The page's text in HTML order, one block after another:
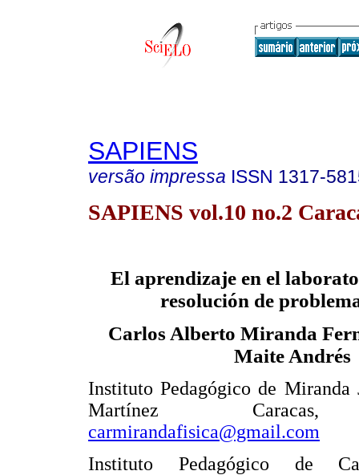
SAPIENS
versão impressa ISSN 1317-
SAPIENS vol.10 no.2
El aprendizaje en el
resolución de
Carlos Alberto Miranda
Maite Andrés
Instituto Pedagógico de Miranda
Martínez Caracas,
carmirandafisica@gmail.com
Instituto Pedagógico de